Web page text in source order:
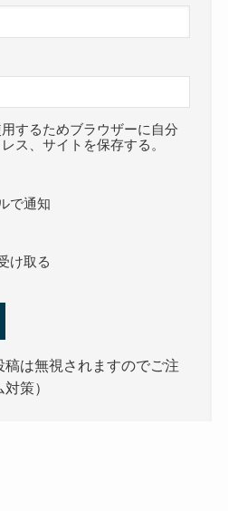
するためブラウザーに自分
ス、サイトを保存する。
で通知
け取る
稿は無視されますのでご注
策）